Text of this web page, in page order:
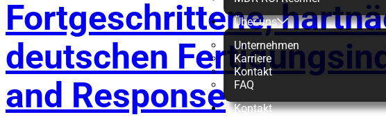
Über uns
Unternehmen
Karriere
Kontakt
FAQ
Kontakt
Fortgeschrittene,
deutschen
and Response